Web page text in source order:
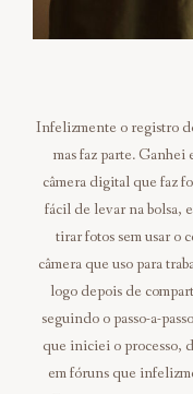
Infelizmente o registro
mas faz parte. Ganhei
câmera digital que faz
fácil de levar na bolsa,
tirar fotos sem usar o
câmera que uso para
logo depois de
seguindo o passo-a-
que iniciei o processo,
em fóruns que